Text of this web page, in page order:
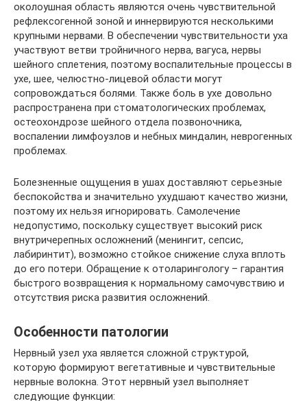
околоушная область являются очень чувствительной
рефлексогенной зоной и иннервируются несколькими
крупными нервами. В обеспечении чувствительности уха
участвуют ветви тройничного нерва, вагуса, нервы
шейного сплетения, поэтому воспалительные процессы в
ухе, шее, челюстно-лицевой области могут
сопровождаться болями. Также боль в ухе довольно
распространена при стоматологических проблемах,
остеохондрозе шейного отдела позвоночника,
воспалении лимфоузлов и небных миндалин, неврогенных
проблемах.
Болезненные ощущения в ушах доставляют серьезные
беспокойства и значительно ухудшают качество жизни,
поэтому их нельзя игнорировать. Самолечение
недопустимо, поскольку существует высокий риск
внутричерепных осложнений (менингит, сепсис,
лабиринтит), возможно стойкое снижение слуха вплоть
до его потери. Обращение к отоларингологу – гарантия
быстрого возвращения к нормальному самочувствию и
отсутствия риска развития осложнений.
Особенности патологии
Нервный узел уха является сложной структурой,
которую формируют вегетативные и чувствительные
нервные волокна. Этот нервный узел выполняет
следующие функции: